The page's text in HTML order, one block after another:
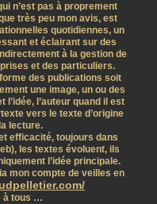
n’est pas à proprement
très peu mon avis, est
quotidiennes, un
et éclairant sur des
à la gestion de
et des particuliers.
des publications soit
une image, un ou des
l’auteur quand il est
vers le texte d’origine
lecture.
efficacité, toujours dans
les textes évoluent, ils
l’idée principale.
mon compte de veilles en
à tous …